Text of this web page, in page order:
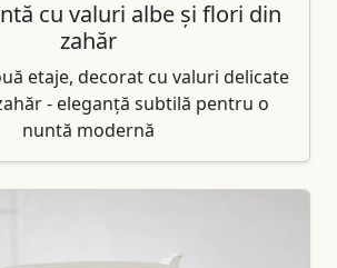
cu valuri albe și flori din
zahăr
etaje, decorat cu valuri delicate
- eleganță subtilă pentru o
nuntă modernă